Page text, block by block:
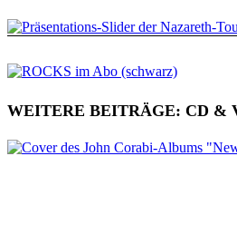
WEITERE BEITRÄGE: CD &